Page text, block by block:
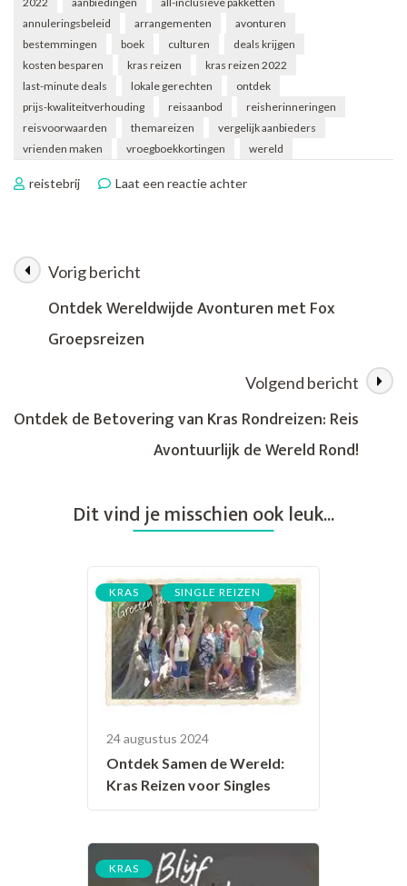
annuleringsbeleid
arrangementen
avonturen
bestemmingen
boek culturen
deals krijgen
kosten besparen
kras reizen
kras reizen 2022
last-minute deals
lokale gerechten
ontdek
prijs-kwaliteitverhouding
reisaanbod
reisherinneringen
reisvoorwaarden
themareizen
vergelijk aanbieders
vrienden maken
vroegboekkortingen wereld
reistebrij Laat een reactie achterop
in
Begint
Nu!
Berichtnavigatie
Vorig bericht
Ontdek Wereldwijde Avonturen met Fox
Groepsreizen
Volgend bericht
Ontdek de Betovering van Kras Rondreizen: Reis
Avontuurlijk de Wereld Rond!
Dit vind je misschien ook leuk...
KRAS , SINGLE REIZEN
24 augustus 2024
Ontdek Samen de Wereld:
Kras Reizen voor Singles
KRAS